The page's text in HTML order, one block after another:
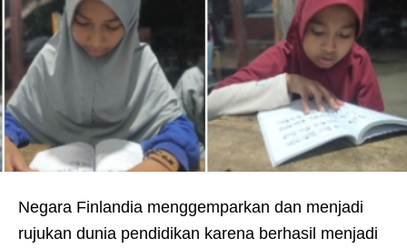
Negara Finlandia menggemparkan dan menjadi
rujukan dunia pendidikan karena berhasil menjadi